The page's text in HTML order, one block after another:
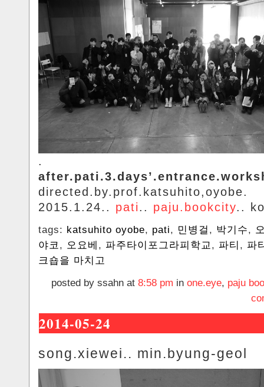
.
directed.by.prof.katsuhito,oyobe.
2015.1.24.. pati.. paju.bookcity..
tags: katsuhito oyobe, pati, 민병걸 , 박기수,
야코 , 오요베 , 파주타이포그라피학교 , 파티 , 파
크숍을 마치고
posted by ssahn at 8:58 pm in one.eye, paju
2014-05-24
song.xiewei.. min.byung-geol